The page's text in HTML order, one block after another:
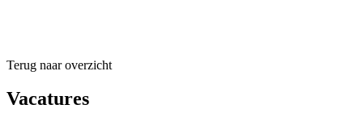
Terug naar overzicht
Vacatures